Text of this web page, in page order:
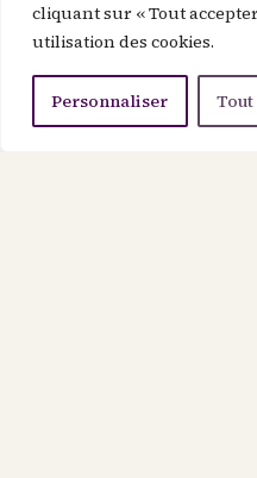
cliquant sur « Tout
utilisation des cookies.
Personnaliser